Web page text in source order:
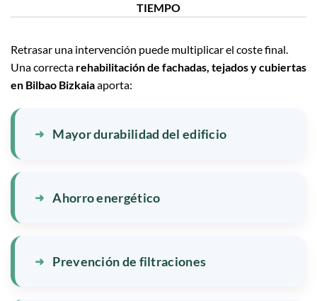
TIEMPO
Retrasar una intervención puede multiplicar el coste final.
Una correcta rehabilitación de fachadas, tejados y cubiertas
en Bilbao Bizkaiaaporta:
Mayor durabilidad del edificio
Ahorro energético
Prevención de filtraciones